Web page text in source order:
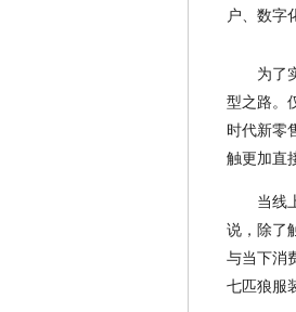
户、数字
为了
型之路。
时代新零
触更加直
当线
说，除了
与当下消
七匹狼服